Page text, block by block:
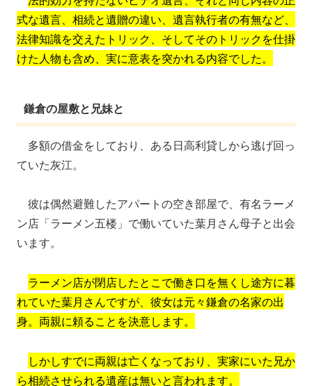
式な遺言、相続と遺贈の違い、遺言執行者の有無など、
法律知識を交えたトリック、そしてそのトリックを仕掛
けた人物も含め、実に意表を突かれる内容でした。
鎌倉の屋敷と兄妹と
多額の借金をしており、ある日高利貸しから逃げ回っ
ていた灰江。
彼は偶然避難したアパートの空き部屋で、有名ラーメ
ン店「ラーメン五楼」で働いていた葉月さん母子と出会
います。
ラーメン店が閉店したとこで働き口を無くし途方に暮
れていた葉月さんですが、彼女は元々鎌倉の名家の出
身。両親に頼ることを決意します。
しかしすでに両親は亡くなっており、実家にいた兄か
ら相続させられる遺産は無いと言われます。